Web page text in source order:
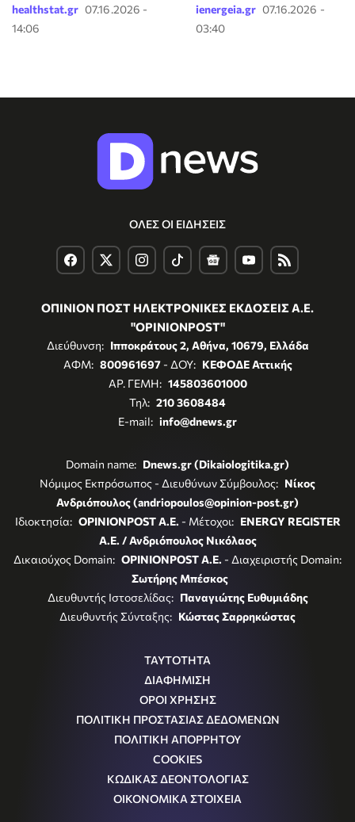
healthstat.gr 07.16.2026 -
14:06
ienergeia.gr 07.16.2026 -
03:40
ΟΛΕΣ ΟΙ ΕΙΔΗΣΕΙΣ
ΟΠΙΝΙΟΝ ΠΟΣΤ ΗΛΕΚΤΡΟΝΙΚΕΣ ΕΚΔΟΣΕΙΣ Α.Ε.
"OPINIONPOST"
Διεύθυνση: Ιπποκράτους 2, Αθήνα, 10679, Ελλάδα
ΑΦΜ: 800961697- ΔΟΥ: ΚΕΦΟΔΕ Αττικής
ΑΡ. ΓΕΜΗ: 145803601000
Τηλ: 210 3608484
E-mail: info@dnews.gr
Domain name: Dnews.gr (Dikaiologitika.gr)
Νόμιμος Εκπρόσωπος - Διευθύνων Σύμβουλος: Νίκος
Ανδριόπουλος (andriopoulos@opinion-post.gr)
Ιδιοκτησία: OPINIONPOST A.E. - Μέτοχοι: ENERGY REGISTER
Α.Ε. / Ανδριόπουλος Νικόλαος
Δικαιούχος Domain: OPINIONPOST A.E. - Διαχειριστής Domain:
Σωτήρης Μπέσκος
Διευθυντής Ιστοσελίδας: Παναγιώτης Ευθυμιάδης
Διευθυντής Σύνταξης: Κώστας Σαρρηκώστας
ΤΑΥΤΟΤΗΤΑ
ΔΙΑΦΗΜΙΣΗ
ΟΡΟΙ ΧΡΗΣΗΣ
ΠΟΛΙΤΙΚΗ ΠΡΟΣΤΑΣΙΑΣ ΔΕΔΟΜΕΝΩΝ
ΠΟΛΙΤΙΚΗ ΑΠΟΡΡΗΤΟΥ
COOKIES
ΚΩΔΙΚΑΣ ΔΕΟΝΤΟΛΟΓΙΑΣ
ΟΙΚΟΝΟΜΙΚΑ ΣΤΟΙΧΕΙΑ